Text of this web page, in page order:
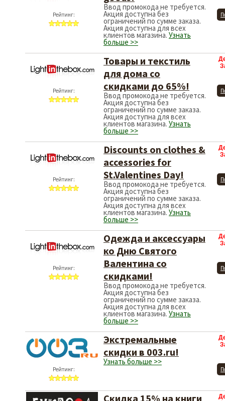
Рейтинг:
Ввод промокода не требуется.
Акция доступна без
ограничений по сумме заказа.
Акция доступна для всех
клиентов магазина. Узнать
больше >>
Рейтинг:
Товары и текстиль
для дома со
скидками до 65%!
Ввод промокода не требуется.
Акция доступна без
ограничений по сумме заказа.
Акция доступна для всех
клиентов магазина. Узнать
больше >>
Рейтинг:
Discounts on clothes &
accessories for
St.Valentines Day!
Ввод промокода не требуется.
Акция доступна без
ограничений по сумме заказа.
Акция доступна для всех
клиентов магазина. Узнать
больше >>
Рейтинг:
Одежда и аксессуары
ко Дню Святого
Валентина со
скидками!
Ввод промокода не требуется.
Акция доступна без
ограничений по сумме заказа.
Акция доступна для всех
клиентов магазина. Узнать
больше >>
Рейтинг:
Экстремальные
скидки в 003.ru!
Узнать больше >>
Скидка 15% на книги